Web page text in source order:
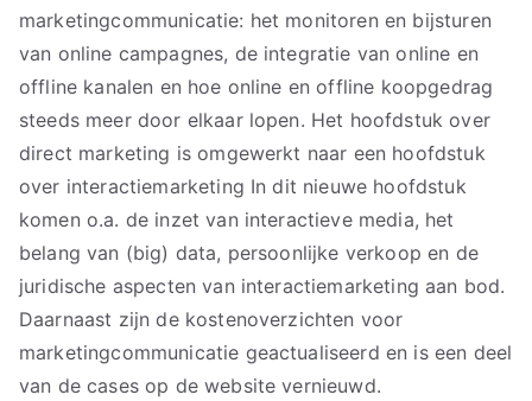
marketingcommunicatie: het monitoren en bijsturen
van online campagnes, de integratie van online en
offline kanalen en hoe online en offline koopgedrag
steeds meer door elkaar lopen. Het hoofdstuk over
direct marketing is omgewerkt naar een hoofdstuk
over interactiemarketing In dit nieuwe hoofdstuk
komen o.a. de inzet van interactieve media, het
belang van (big) data, persoonlijke verkoop en de
juridische aspecten van interactiemarketing aan bod.
Daarnaast zijn de kostenoverzichten voor
marketingcommunicatie geactualiseerd en is een deel
van de cases op de website vernieuwd.